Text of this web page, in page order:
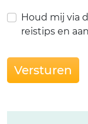
Houd mij via
reistips en
Versturen